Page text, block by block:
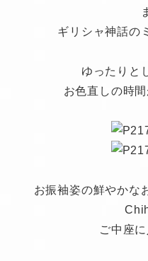
ギリシャ神話の
ゆったりと
お色直しの時
お振袖姿の鮮やかな
ご中座に